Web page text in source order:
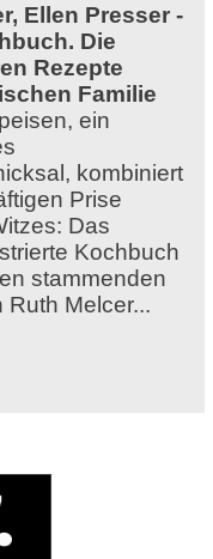
Ellen Presser -
Die
Rezepte
Familie
ein
kombiniert
Prise
Das
Kochbuch
stammenden
Ruth Melcer...